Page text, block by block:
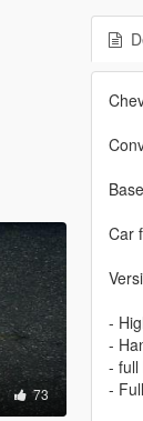
73
Car
-
-
- full
-